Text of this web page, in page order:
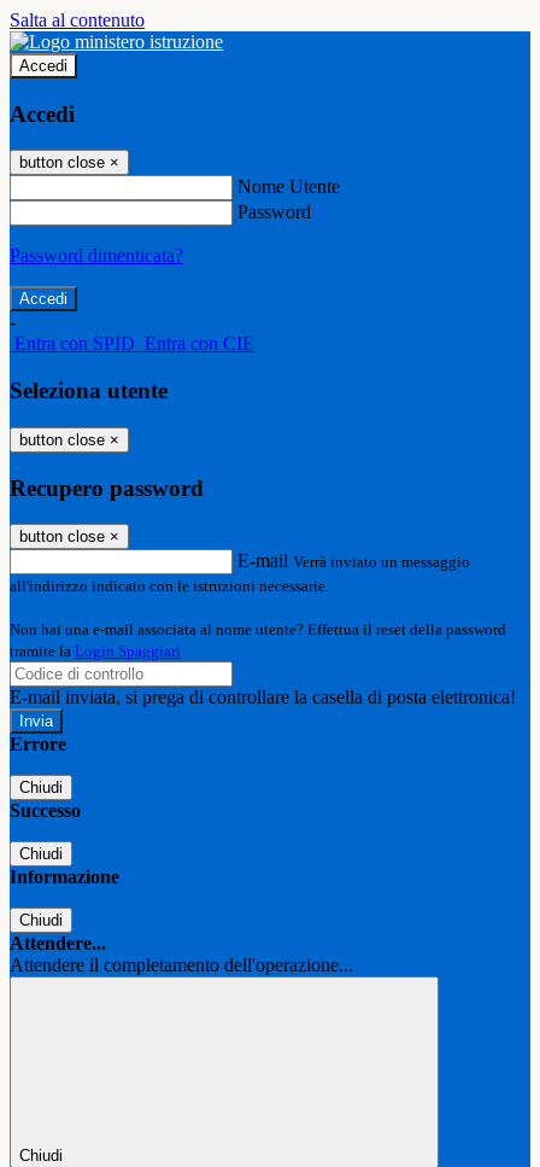
Salta al contenuto
Accedi
Accedi
button close ×
Nome Utente
Password
Password dimenticata?
-
Entra con SPID Entra con CIE
Seleziona utente
button close ×
Recupero password
button close ×
E-mail Verrà inviato un messaggio
all'indirizzo indicato con le istruzioni necessarie.
Non hai una e-mail associata al nome utente? Effettua il reset della password
tramite la Login Spaggiari
E-mail inviata, si prega di controllare la casella di posta elettronica!
Errore
Chiudi
Successo
Chiudi
Informazione
Chiudi
Attendere...
Attendere il completamento dell'operazione...
Chiudi